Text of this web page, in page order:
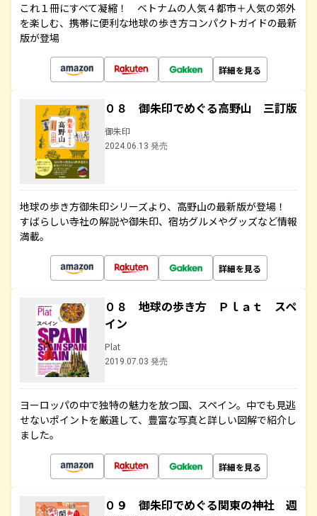
これ１冊にすべて凝縮！ ベトナムの人気４都市＋人気の郊外
を楽しむ、携帯に便利な地球の歩き方コンパクトガイドの最新
版が登場
詳細を見る
０８ 御朱印でめぐる高野山 三訂版
御朱印
2024.06.13 発売
地球の歩き方御朱印シリーズより、高野山の最新版が登場！
すばらしい寺社の解説や御朱印、宿坊グルメやグッズなど情報
満載。
詳細を見る
０８ 地球の歩き方 Ｐｌａｔ スペ
イン
Plat
2019.07.03 発売
ヨーロッパの中で独特の魅力を放つ国、スペイン。中でも見逃
せないポイントを厳選して、豊富な写真と詳しい図解で紹介し
ました。
詳細を見る
０９ 御朱印でめぐる関東の神社 週